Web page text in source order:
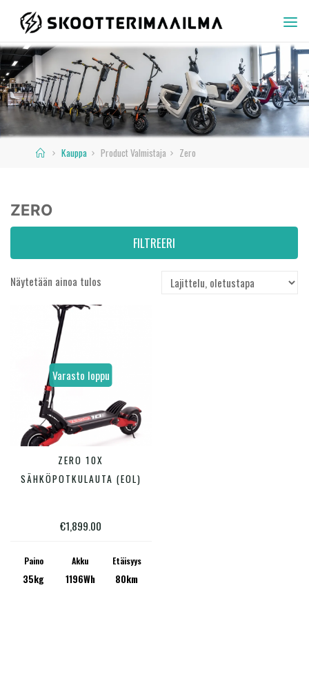
content
SKOOTTERIMAAILMA
HomeKauppa Product Valmistaja Zero
ZERO
FILTREERI
Näytetään ainoa tulos
Varasto loppu
LUE LISÄÄ
ZERO 10X
SÄHKÖPOTKULAUTA (EOL)
€1,899.00
Paino
35kg
Akku
1196Wh
Etäisyys
80km